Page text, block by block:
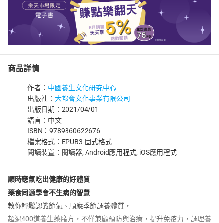
商品詳情
作者： 中國養生文化研究中心
出版社： 大都會文化事業有限公司
出版日期：2021/04/01
語言：中文
ISBN：9789860622676
檔案格式：EPUB3-固式格式
閱讀裝置：閱讀器, Android應用程式, iOS應用程式
順時應氣吃出健康的好體質
藥食同源學會不生病的智慧
教你輕鬆認識節氣、順應季節調養體質，
超過400道養生藥膳方，不僅兼顧預防與治療，提升免疫力，調理養